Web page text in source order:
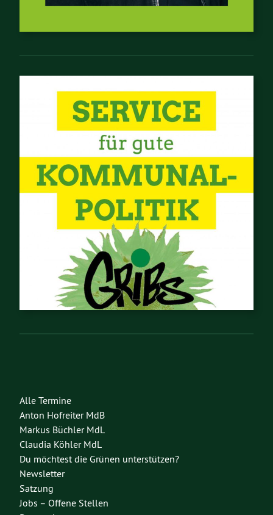
Alle Termine
Anton Hofreiter MdB
Markus Büchler MdL
Claudia Köhler MdL
Du möchtest die Grünen unterstützen?
Newsletter
Satzung
Jobs – Offene Stellen